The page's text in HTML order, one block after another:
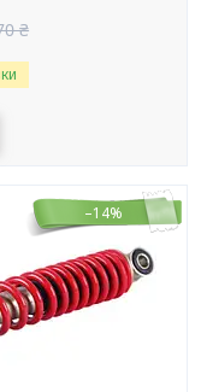
₴
–14%